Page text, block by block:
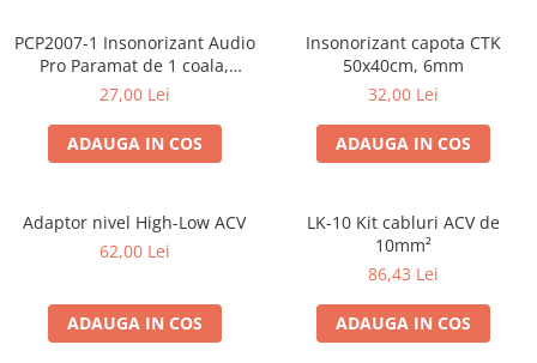
Car Audio
Amplificatoare
CD Playere Auto
Conectori Difuzoare
Difuzoare-Sisteme / Componente
Vibro absorbant
Sigurante
PCP2007-1 Insonorizant Audio
Pro Paramat de 1 coala,
spuma de 6mm grosime,
27,00 Lei
ADAUGA IN COS
Insonorizant capota CTK
50x40cm, 6mm
32,00 Lei
ADAUGA IN COS
Adaptor nivel High-Low ACV
62,00 Lei
ADAUGA IN COS
LK-10 Kit cabluri ACV de
10mm²
86,43 Lei
ADAUGA IN COS